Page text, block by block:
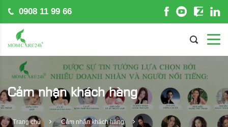
0908 11 99 66
Cảm nhận khách hàng
Trang chủ
Cảm nhận khách hàng